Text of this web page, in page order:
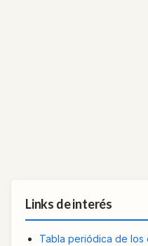
Links de interés
Tabla periódica de los